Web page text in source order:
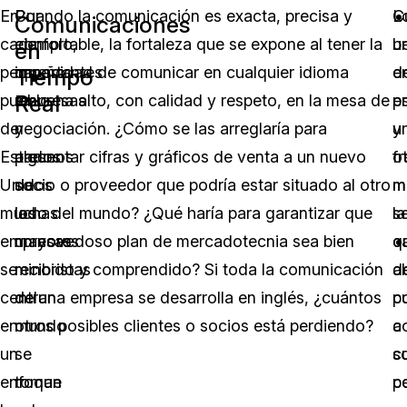
En
cada
pequeño
pueblo
de
Estados
Unidos
muchas
empresas
se
centran
en
un
enfoque
Por
ejemplo,
importantes
empresas
y
algunos
de
los
mayores
minoristas
del
mundo
se
toman
Comunicaciones
en
Tiempo
Real
Cuando la comunicación es exacta, precisa y
confortable, la fortaleza que se expone al tener la
capacidad de comunicar en cualquier idioma
resuena alto, con calidad y respeto, en la mesa de
negociación. ¿Cómo se las arreglaría para
presentar cifras y gráficos de venta a un nuevo
socio o proveedor que podría estar situado al otro
lado del mundo? ¿Qué haría para garantizar que
un novedoso plan de mercadotecnia sea bien
recibido y comprendido? Si toda la comunicación
de una empresa se desarrolla en inglés, ¿cuántos
otros posibles clientes o socios está perdiendo?
la
y
a